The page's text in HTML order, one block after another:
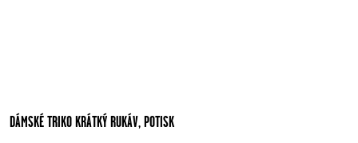
DÁMSKÉ TRIKO KRÁTKÝ RUKÁV, POTISK